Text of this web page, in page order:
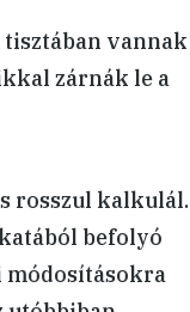
vannak
zárnák le a
rosszul kalkulál.
befolyó
módosításokra